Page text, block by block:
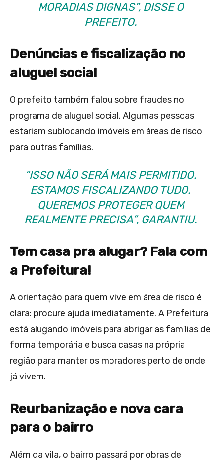
MORADIAS DIGNAS”, DISSE O
PREFEITO.
Denúncias e fiscalização no
aluguel social
O prefeito também falou sobre fraudes no
programa de aluguel social. Algumas pessoas
estariam sublocando imóveis em áreas de risco
para outras famílias.
“ISSO NÃO SERÁ MAIS PERMITIDO.
ESTAMOS FISCALIZANDO TUDO.
QUEREMOS PROTEGER QUEM
REALMENTE PRECISA”, GARANTIU.
Tem casa pra alugar? Fala com
a Prefeitura!
A orientação para quem vive em área de risco é
clara: procure ajuda imediatamente. A Prefeitura
está alugando imóveis para abrigar as famílias de
forma temporária e busca casas na própria
região para manter os moradores perto de onde
já vivem.
Reurbanização e nova cara
para o bairro
Além da vila, o bairro passará por obras de